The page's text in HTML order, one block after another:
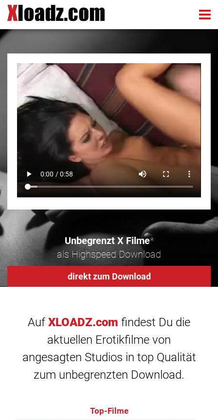
Unbegrenzt X Filme*
als Highspeed Download
direkt zum Download
Auf XLOADZ.com findest Du die
aktuellen Erotikfilme von
angesagten Studios in top Qualität
zum unbegrenzten Download.
Top-Filme